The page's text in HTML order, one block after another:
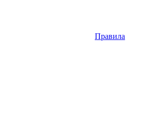
Правила